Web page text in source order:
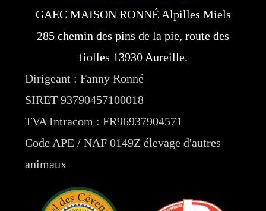
GAEC MAISON RONNÉ Alpilles Miels
285 chemin des pins de la pie, route des
fiolles 13930 Aureille.
Dirigeant : Fanny Ronné
SIRET 93790457100018
TVA Intracom : FR96937904571
Code APE / NAF 0149Z élevage d'autres
animaux